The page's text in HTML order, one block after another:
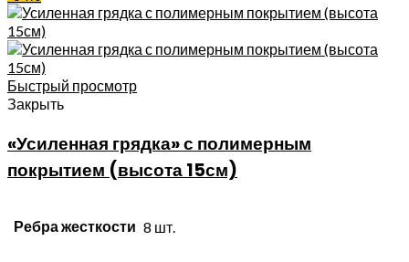
Быстрый просмотр
Закрыть
«Усиленная грядка» с полимерным
покрытием (высота 15см)
Ребра жесткости 8 шт.